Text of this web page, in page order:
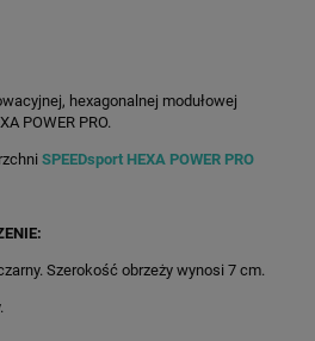
hexagonalnej modułowej
POWER PRO.
SPEEDsport HEXA POWER PRO
Szerokość obrzeży wynosi 7 cm.